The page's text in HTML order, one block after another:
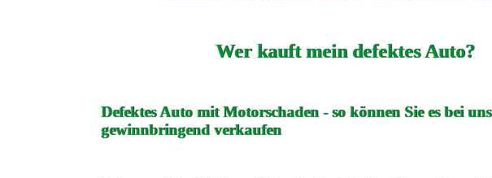
Wer kauft mein defektes Auto?
Defektes Auto mit Motorschaden - so können Sie es bei uns
gewinnbringend verkaufen